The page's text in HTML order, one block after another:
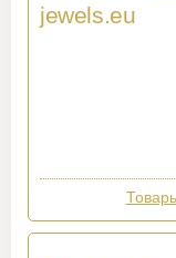
jewels.eu